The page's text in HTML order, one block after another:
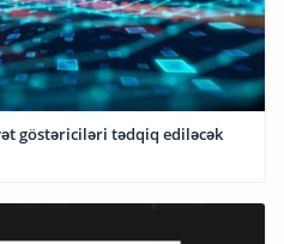
göstəriciləri tədqiq ediləcək